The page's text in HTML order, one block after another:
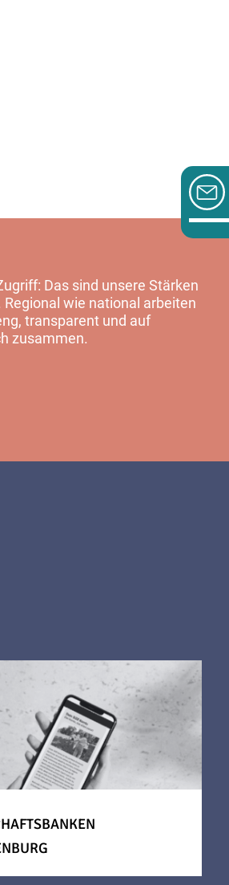
Das sind unsere Stärken
wie national arbeiten
transparent und auf
zusammen.